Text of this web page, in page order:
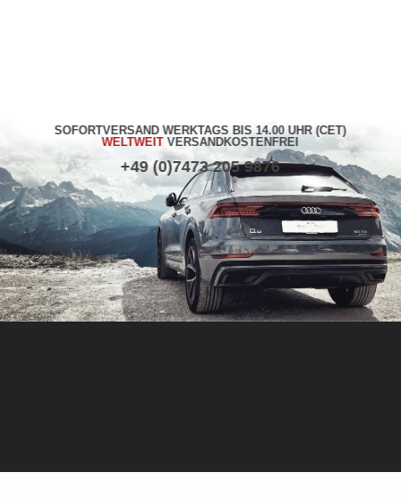
SOFORTVERSAND WERKTAGS BIS 14.00 UHR (CET)
WELTWEITVERSANDKOSTENFREI
+49 (0)7473 205 9876